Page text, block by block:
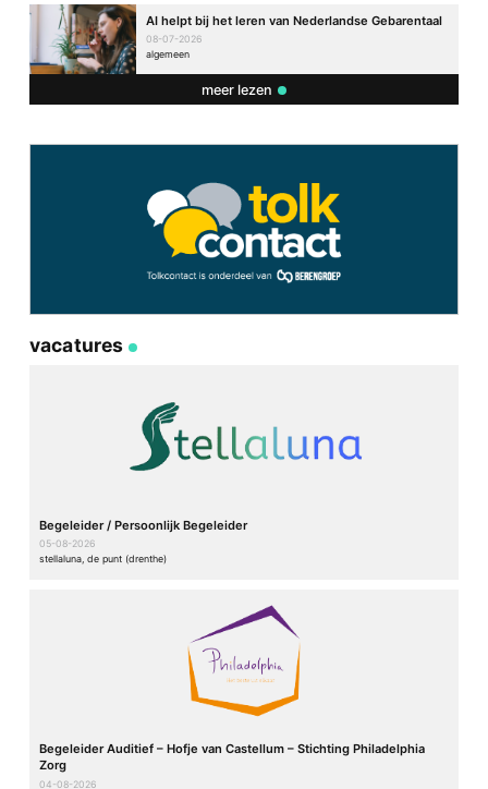
AI helpt bij het leren van Nederlandse Gebarentaal
08-07-2026
algemeen
meer lezen
vacatures
Begeleider / Persoonlijk Begeleider
05-08-2026
stellaluna, de punt (drenthe)
Begeleider Auditief – Hofje van Castellum – Stichting Philadelphia
Zorg
04-08-2026